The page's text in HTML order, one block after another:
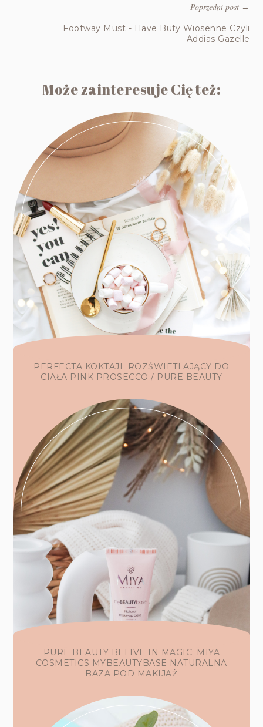
Poprzedni post→
Footway Must - Have Buty Wiosenne Czyli
Addias Gazelle
Może zainteresuje Cię też:
PERFECTA KOKTAJL ROZŚWIETLAJĄCY DO
CIAŁA PINK PROSECCO / PURE BEAUTY
PURE BEAUTY BELIVE IN MAGIC: MIYA
COSMETICS MYBEAUTYBASE NATURALNA
BAZA POD MAKIJAŻ